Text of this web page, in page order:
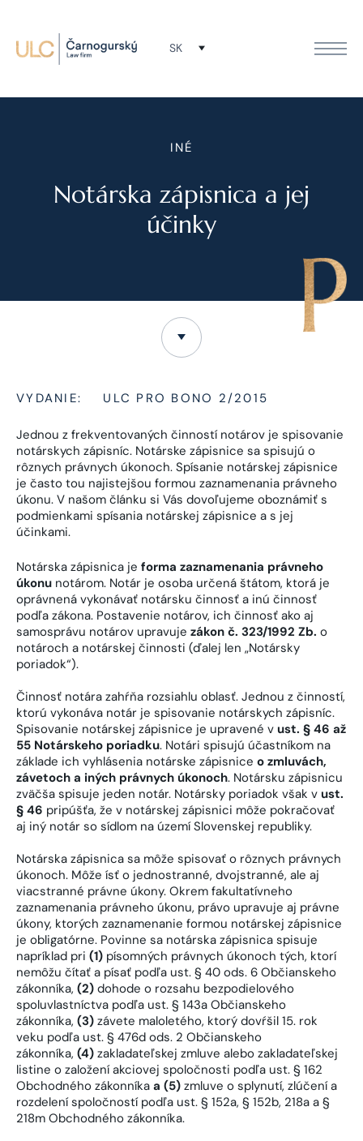
SK
INÉ
Notárska zápisnica a jej
účinky
VYDANIE: ULC PRO BONO 2/2015
Jednou z frekventovaných činností notárov je spisovanie
notárskych zápisníc. Notárske zápisnice sa spisujú o
rôznych právnych úkonoch. Spísanie notárskej zápisnice
je často tou najistejšou formou zaznamenania právneho
úkonu. V našom článku si Vás dovoľujeme oboznámiť s
podmienkami spísania notárskej zápisnice a s jej
účinkami.
Notárska zápisnica je forma zaznamenania právneho
úkonu notárom. Notár je osoba určená štátom, ktorá je
oprávnená vykonávať notársku činnosť a inú činnosť
podľa zákona. Postavenie notárov, ich činnosť ako aj
samosprávu notárov upravuje zákon č. 323/1992 Zb. o
notároch a notárskej činnosti (ďalej len „Notársky
poriadok“).
Činnosť notára zahŕňa rozsiahlu oblasť. Jednou z činností,
ktorú vykonáva notár je spisovanie notárskych zápisníc.
Spisovanie notárskej zápisnice je upravené v ust. § 46 až
55 Notárskeho poriadku. Notári spisujú účastníkom na
základe ich vyhlásenia notárske zápisnice o zmluvách,
závetoch a iných právnych úkonoch. Notársku zápisnicu
zväčša spisuje jeden notár. Notársky poriadok však v ust.
§ 46 pripúšťa, že v notárskej zápisnici môže pokračovať
aj iný notár so sídlom na území Slovenskej republiky.
Notárska zápisnica sa môže spisovať o rôznych právnych
úkonoch. Môže ísť o jednostranné, dvojstranné, ale aj
viacstranné právne úkony. Okrem fakultatívneho
zaznamenania právneho úkonu, právo upravuje aj právne
úkony, ktorých zaznamenanie formou notárskej zápisnice
je obligatórne. Povinne sa notárska zápisnica spisuje
napríklad pri (1) písomných právnych úkonoch tých, ktorí
nemôžu čítať a písať podľa ust. § 40 ods. 6 Občianskeho
zákonníka, (2) dohode o rozsahu bezpodielového
spoluvlastníctva podľa ust. § 143a Občianskeho
zákonníka, (3) závete maloletého, ktorý dovŕšil 15. rok
veku podľa ust. § 476d ods. 2 Občianskeho
zákonníka, (4) zakladateľskej zmluve alebo zakladateľskej
listine o založení akciovej spoločnosti podľa ust. § 162
Obchodného zákonníka a (5) zmluve o splynutí, zlúčení a
rozdelení spoločností podľa ust. § 152a, § 152b, 218a a §
218m Obchodného zákonníka.